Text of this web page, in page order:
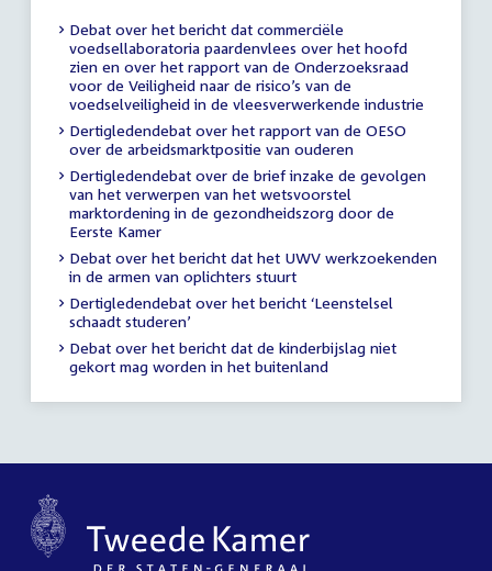
Debat over het bericht dat commerciële
voedsellaboratoria paardenvlees over het hoofd
zien en over het rapport van de Onderzoeksraad
voor de Veiligheid naar de risico’s van de
voedselveiligheid in de vleesverwerkende industrie
Dertigledendebat over het rapport van de OESO
over de arbeidsmarktpositie van ouderen
Dertigledendebat over de brief inzake de gevolgen
van het verwerpen van het wetsvoorstel
marktordening in de gezondheidszorg door de
Eerste Kamer
Debat over het bericht dat het UWV werkzoekenden
in de armen van oplichters stuurt
Dertigledendebat over het bericht ‘Leenstelsel
schaadt studeren’
Debat over het bericht dat de kinderbijslag niet
gekort mag worden in het buitenland